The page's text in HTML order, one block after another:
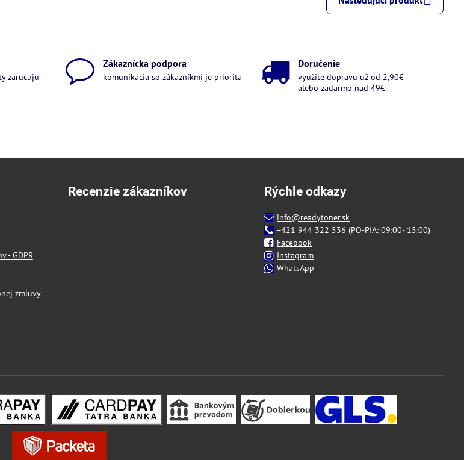
zaručujú
Zákaznícka podpora
komunikácia so zákazníkmi je priorita
Doručenie
využite dopravu už od 2,90€
alebo zadarmo nad 49€
- GDPR
zmluvy
Recenzie zákazníkov Rýchle odkazy
info@readytoner.sk
+421 944 322 536 (PO-PIA: 09:00- 15:00)
Facebook
Instagram
WhatsApp